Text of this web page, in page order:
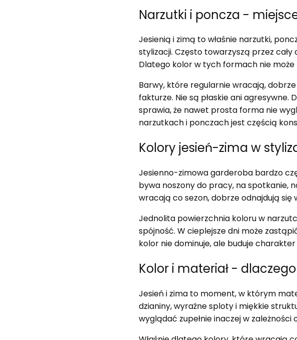
Narzutki i poncza -
Jesienią i zimą to właśnie narzutki,
stylizacji. Często towarzyszą przez cały
Dlatego kolor w tych formach nie
Barwy, które regularnie wracają,
fakturze. Nie są płaskie ani agresywne.
sprawia, że nawet prosta forma nie
narzutkach i ponczach jest częścią
Kolory jesień-zima w
Jesienno-zimowa garderoba bardzo
bywa noszony do pracy, na spotkanie,
wracają co sezon, dobrze odnajdują się
Jednolita powierzchnia koloru w
spójność. W cieplejsze dni może
kolor nie dominuje, ale buduje
Kolor i materiał -
Jesień i zima to moment, w którym
dzianiny, wyraźne sploty i miękkie
wyglądać zupełnie inaczej w zależności